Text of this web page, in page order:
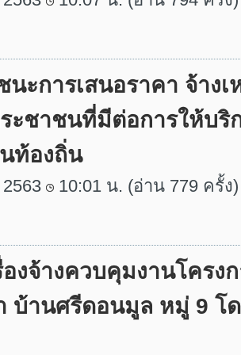
นะการเสนอราคา จ้าง
ะชาชนที่มีต่อการให้บริ
ท้องถิ่น
10:01 น. (อ่าน 779 ครั้ง)
องจ้างควบคุมงานโครง
บ้านศรีดอนมูล หมู่ 9 โ